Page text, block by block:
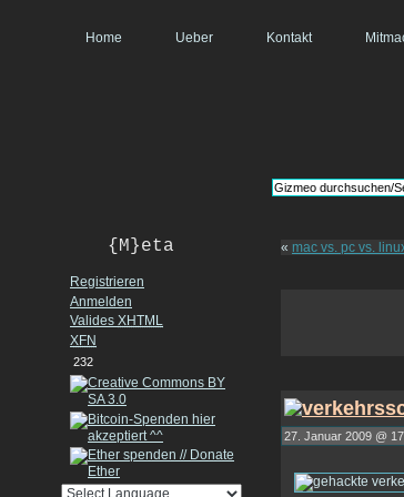
Home Ueber Kontakt
{M}eta
Registrieren
Anmelden
Valides XHTML
XFN
232
« mac vs. pc vs.
27. Januar 2009 @